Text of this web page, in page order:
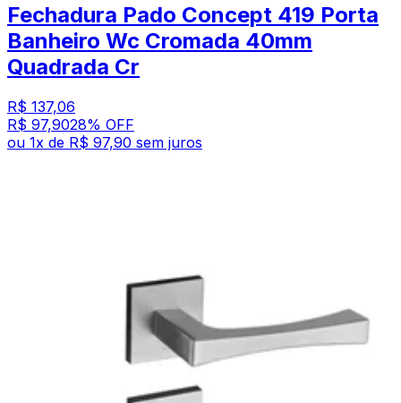
Fechadura Pado Concept 419 Porta
Banheiro Wc Cromada 40mm
Quadrada Cr
R$ 137,06
R$ 97,9028% OFF
ou 1x de R$ 97,90 sem juros